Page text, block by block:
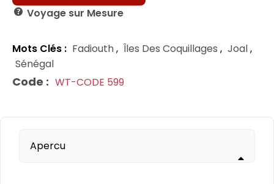
Voyage sur Mesure
Mots Clés : Fadiouth, Îles Des Coquillages , Joal,
Sénégal
Code : WT-CODE 599
Apercu